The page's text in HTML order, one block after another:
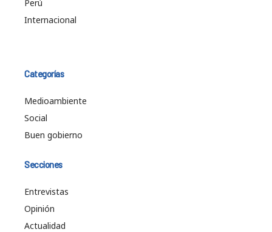
Perú
Internacional
Categorías
Medioambiente
Social
Buen gobierno
Secciones
Entrevistas
Opinión
Actualidad